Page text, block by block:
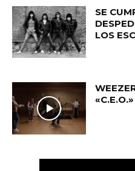
SE
LOS
«C.E.O.»